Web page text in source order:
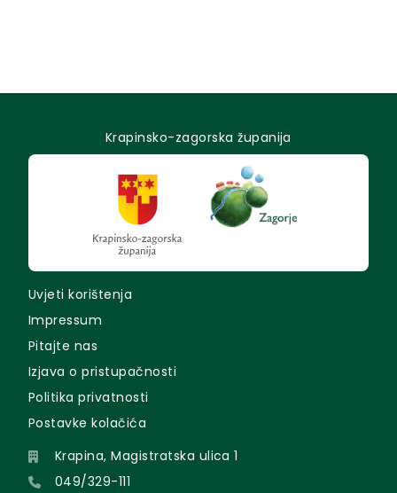
Krapinsko-zagorska županija
Uvjeti korištenja
Impressum
Pitajte nas
Izjava o pristupačnosti
Politika privatnosti
Postavke kolačića
Krapina, Magistratska ulica 1
049/329-111